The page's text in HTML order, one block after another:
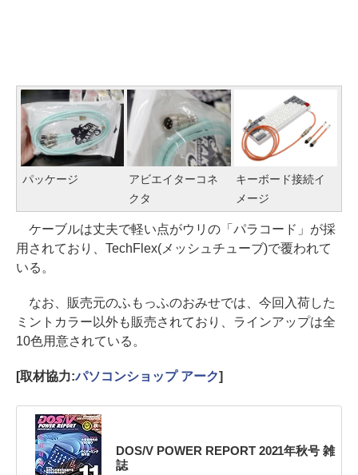
パッケージ
アビエイターコネ
クタ
キーボード接続イ
メージ
ケーブルは丈夫で軽い点がウリの「パラコード」が採
用されており、TechFlex(メッシュチューブ)で覆われて
いる。
なお、販売元のふもっふのおみせでは、今回入荷した
ミントカラー以外も販売されており、ラインアップは全
10色用意されている。
[取材協力:パソコンショップ アーク]
DOS/V POWER REPORT 2021年秋号 雑
誌